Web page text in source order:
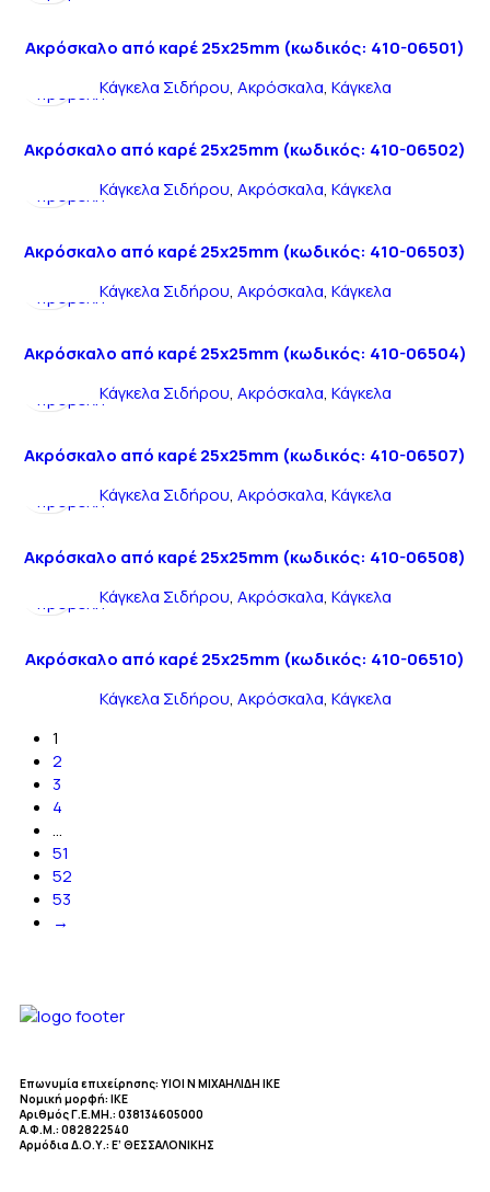
Ακρόσκαλο από καρέ 25x25mm (κωδικός: 410-06501)
Κάγκελα Σιδήρου, Ακρόσκαλα, Κάγκελα
προβολή
Ακρόσκαλο από καρέ 25x25mm (κωδικός: 410-06502)
Κάγκελα Σιδήρου, Ακρόσκαλα, Κάγκελα
προβολή
Ακρόσκαλο από καρέ 25x25mm (κωδικός: 410-06503)
Κάγκελα Σιδήρου, Ακρόσκαλα, Κάγκελα
προβολή
Ακρόσκαλο από καρέ 25x25mm (κωδικός: 410-06504)
Κάγκελα Σιδήρου, Ακρόσκαλα, Κάγκελα
προβολή
Ακρόσκαλο από καρέ 25x25mm (κωδικός: 410-06507)
Κάγκελα Σιδήρου, Ακρόσκαλα, Κάγκελα
προβολή
Ακρόσκαλο από καρέ 25x25mm (κωδικός: 410-06508)
Κάγκελα Σιδήρου, Ακρόσκαλα, Κάγκελα
προβολή
Ακρόσκαλο από καρέ 25x25mm (κωδικός: 410-06510)
Κάγκελα Σιδήρου, Ακρόσκαλα, Κάγκελα
1
2
3
4
...
51
52
53
→
Επωνυμία επιχείρησης: ΥΙΟΙ Ν ΜΙΧΑΗΛΙΔΗ ΙΚΕ
Νομική μορφή: ΙΚΕ
Αριθμός Γ.Ε.ΜΗ.: 038134605000
Α.Φ.Μ.: 082822540
Αρμόδια Δ.Ο.Υ.: Ε’ ΘΕΣΣΑΛΟΝΙΚΗΣ